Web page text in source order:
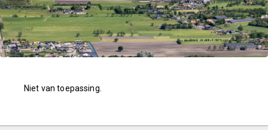
Niet van toepassing.